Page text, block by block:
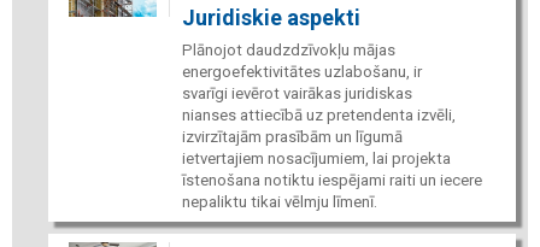
Juridiskie aspekti
Plānojot daudzdzīvokļu mājas
energoefektivitātes uzlabošanu, ir
svarīgi ievērot vairākas juridiskas
nianses attiecībā uz pretendenta izvēli,
izvirzītajām prasībām un līgumā
ietvertajiem nosacījumiem, lai projekta
īstenošana notiktu iespējami raiti un iecere
nepaliktu tikai vēlmju līmenī.